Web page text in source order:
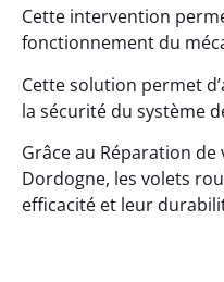
Cette intervention
fonctionnement du
Cette solution permet
la sécurité du système
Grâce au Réparation
Dordogne, les volets
efficacité et leur